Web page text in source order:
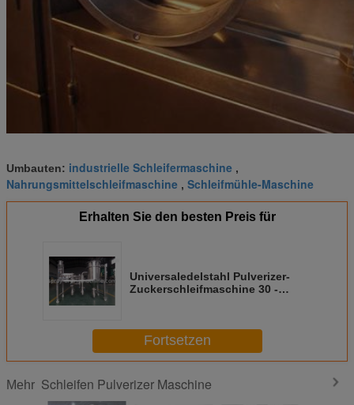
Umbauten: industrielle Schleifermaschine ,
Nahrungsmittelschleifmaschine , Schleifmühle-Maschine
Erhalten Sie den besten Preis für
Universaledelstahl Pulverizer-
Zuckerschleifmaschine 30 -
Fortsetzen
Mehr Schleifen Pulverizer Maschine